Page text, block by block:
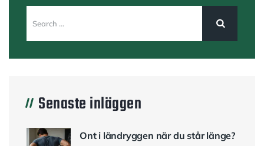
Senaste inläggen
Ont i ländryggen när du står länge?